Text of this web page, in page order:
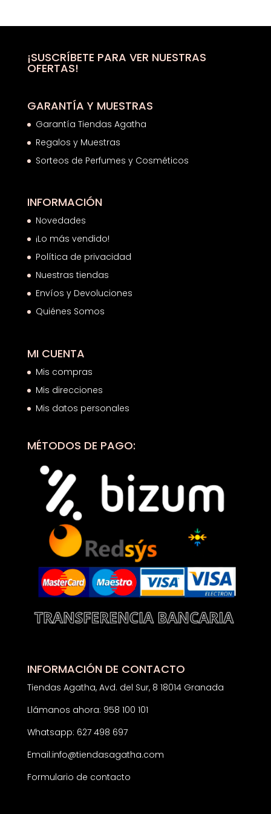
era:
es:
¡SUSCRÍBETE PARA VER NUESTRAS
OFERTAS!
GARANTÍA Y MUESTRAS
Garantía Tiendas Agatha
Regalos y Muestras
Sorteos de Perfumes y Cosméticos
INFORMACIÓN
Novedades
¡Lo más vendido!
Política de privacidad
Nuestras tiendas
Envíos y Devoluciones
Quiénes Somos
MI CUENTA
Mis compras
Mis direcciones
Mis datos personales
MÉTODOS DE PAGO:
INFORMACIÓN DE CONTACTO
Tiendas Agatha, Avd. del Sur, 8 18014 Granada
Llámanos ahora: 958 100 101
Whatsapp: 627 498 697
Email:info@tiendasagatha.com
Formulario de contacto